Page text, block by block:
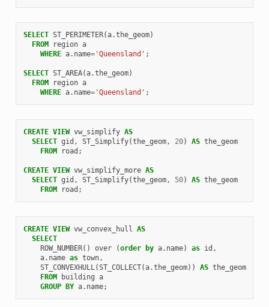
SELECT ST_PERIMETER(a.the_geom)
FROM
region a
WHERE a. name='Queensland' ;
SELECT ST_AREA(a.the_geom)
FROM
region a
WHERE a. name='Queensland' ;
CREATE VIEW vw_simplify AS
SELECT gid , ST_Simplify(the_geom, 20) AS the_geom
FROM
road ;
CREATE VIEW vw_simplify_more AS
SELECT gid , ST_Simplify(the_geom, 50) AS the_geom
FROM
road ;
CREATE VIEW vw_convex_hull AS
SELECT
ROW_NUMBER() over (order by a. name) as id ,
a. name as town,
ST_CONVEXHULL(ST_COLLECT(a.the_geom)) AS the_geom
FROM
building a
GROUP
BY a. name;